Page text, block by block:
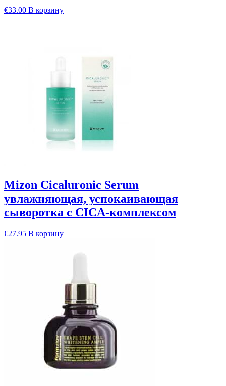
€33.00 В корзину
Mizon Cicaluronic Serum
увлажняющая, успокаивающaя
сыворотка с CICA-комплексом
€27.95 В корзину